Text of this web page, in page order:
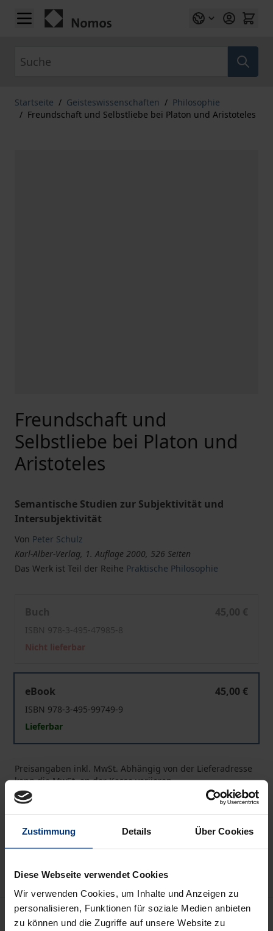
Zustimmung Details Über Cookies
Diese Webseite verwendet Cookies
Wir verwenden Cookies, um Inhalte und Anzeigen zu
personalisieren, Funktionen für soziale Medien anbieten
zu können und die Zugriffe auf unsere Website zu
Zum Inhalt springen
Startseite / Geisteswissenschaften / Philosophie
/ Freundschaft und Selbstliebe bei Platon und Aristoteles
Freundschaft und
Selbstliebe bei Platon und
Aristoteles
Semantische Studien zur Subjektivität und
Intersubjektivität
Von Peter Schulz
Karl-Alber-Verlag, 1. Auflage 2000, 526 Seiten
Das Werk ist Teil der Reihe Praktische Philosophie
Buch
45,00 €
ISBN 978-3-495-47985-8
Nicht lieferbar
eBook
45,00 €
ISBN 978-3-495-99749-9
Lieferbar
Preisangaben inkl. MwSt. Abhängig von der Lieferadresse
kann die MwSt. an der Kasse variieren.
In den Warenkorb
Zur Wunschliste hinzufügen
Hinweise zu Versandkosten
Beschreibung